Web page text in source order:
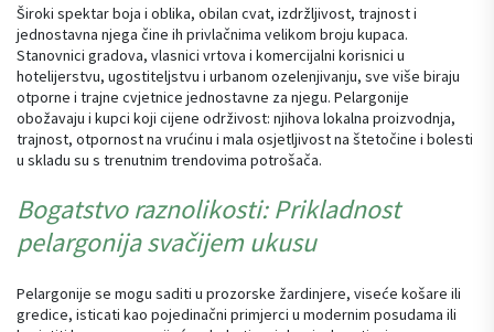
Široki spektar boja i oblika, obilan cvat, izdržljivost, trajnost i
jednostavna njega čine ih privlačnima velikom broju kupaca.
Stanovnici gradova, vlasnici vrtova i komercijalni korisnici u
hotelijerstvu, ugostiteljstvu i urbanom ozelenjivanju, sve više biraju
otporne i trajne cvjetnice jednostavne za njegu. Pelargonije
obožavaju i kupci koji cijene održivost: njihova lokalna proizvodnja,
trajnost, otpornost na vrućinu i mala osjetljivost na štetočine i bolesti
u skladu su s trenutnim trendovima potrošača.
Bogatstvo raznolikosti: Prikladnost
pelargonija svačijem ukusu
Pelargonije se mogu saditi u prozorske žardinjere, viseće košare ili
gredice, isticati kao pojedinačni primjerci u modernim posudama ili